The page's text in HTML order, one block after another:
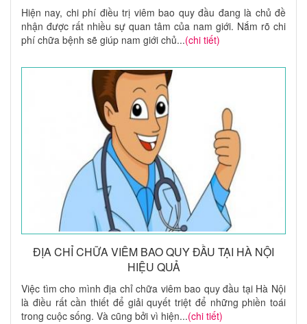
Hiện nay, chi phí điều trị viêm bao quy đầu đang là chủ đề
nhận được rất nhiều sự quan tâm của nam giới. Nắm rõ chi
phí chữa bệnh sẽ giúp nam giới chủ...(chi tiết)
ĐỊA CHỈ CHỮA VIÊM BAO QUY ĐẦU TẠI HÀ NỘI
HIỆU QUẢ
Việc tìm cho mình địa chỉ chữa viêm bao quy đầu tại Hà Nội
là điều rất cần thiết để giải quyết triệt để những phiền toái
trong cuộc sống. Và cũng bởi vì hiện...(chi tiết)